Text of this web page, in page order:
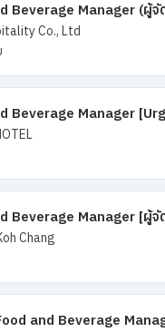
Beverage Manager (ผู้จั
Co., Ltd
Beverage Manager
Beverage Manager [ผู้จั
Chang
and Beverage